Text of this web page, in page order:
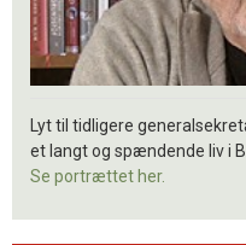
Lyt til tidligere
et langt og spændende liv i
Se portrættet her.